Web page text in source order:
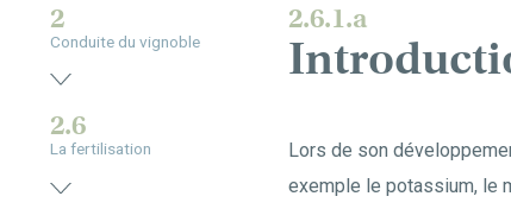
2.6.1.a
Lors de son
exemple le potassium, le
2
Conduite du vignoble
2.6
La fertilisation